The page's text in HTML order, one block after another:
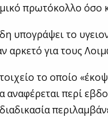
πρωτόκολλο όσο
υπογράψει το
αρκετό για τους
το οποίο
αναφέρεται περί